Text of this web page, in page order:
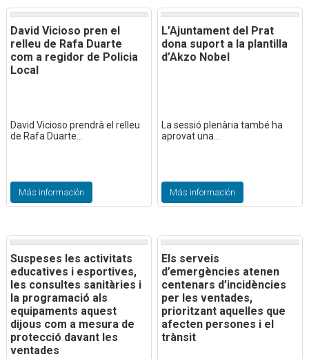
David Vicioso pren el
relleu de Rafa Duarte
com a regidor de Policia
Local
David Vicioso prendrà el relleu
de Rafa Duarte...
Más información
L’Ajuntament del Prat
dona suport a la plantilla
d’Akzo Nobel
La sessió plenària també ha
aprovat una...
Más información
Suspeses les activitats
educatives i esportives,
les consultes sanitàries i
la programació als
equipaments aquest
dijous com a mesura de
protecció davant les
ventades
Els serveis
d’emergències atenen
centenars d’incidències
per les ventades,
prioritzant aquelles que
afecten persones i el
trànsit